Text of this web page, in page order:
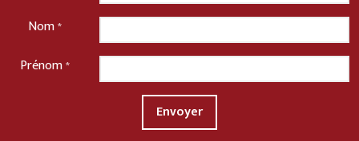
Nom*
Prénom*